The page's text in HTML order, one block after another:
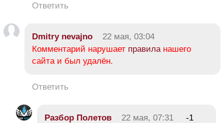
Ответить
Dmitry nevajno
22 мая, 03:04
Комментарий нарушает правила нашего
сайта и был удалён.
Ответить
Разбор Полетов 22 мая, 07:31
-1